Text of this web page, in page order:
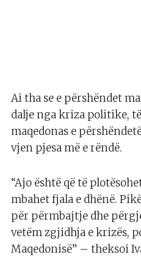
Ai tha se e përshëndet
dalje nga kriza politike,
maqedonas e
vjen pjesa më e rëndë.
“Ajo është që të
mbahet fjala e dhënë.
për përmbajtje dhe
vetëm zgjidhja e krizës,
Maqedonisë” – theksoi